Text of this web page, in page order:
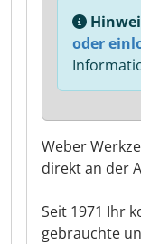
Weber
direkt an der
Seit 1971 Ihr
gebrauchte
oder